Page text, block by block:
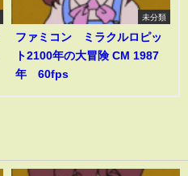
未分類
ファミコン ミラクルロピッ
ト2100年の大冒険 CM 1987
年 60fps